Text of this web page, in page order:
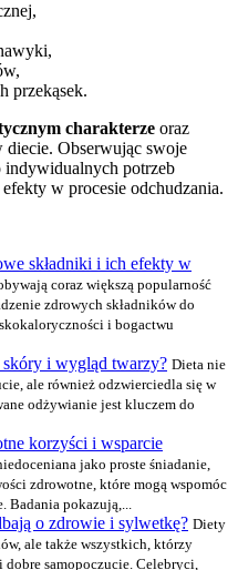
przekąsek.
charakterze oraz
diecie. Obserwując swoje
indywidualnych potrzeb
w procesie odchudzania.
składniki i ich efekty w
coraz większą popularność
zdrowych składników do
i bogactwu
skóry i wygląd twarzy? Dieta nie
ale również odzwierciedla się w
odżywianie jest kluczem do
korzyści i wsparcie
jako proste śniadanie,
zdrowotne, które mogą wspomóc
Badania pokazują,...
o zdrowie i sylwetkę? Diety
ale także wszystkich, którzy
dobre samopoczucie. Celebryci,